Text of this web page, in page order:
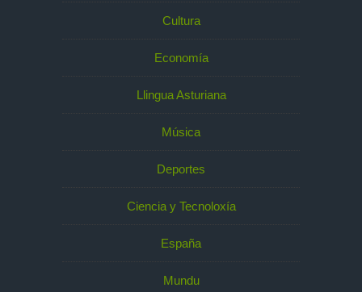
Cultura
Economía
Llingua Asturiana
Música
Deportes
Ciencia y Tecnoloxía
España
Mundu